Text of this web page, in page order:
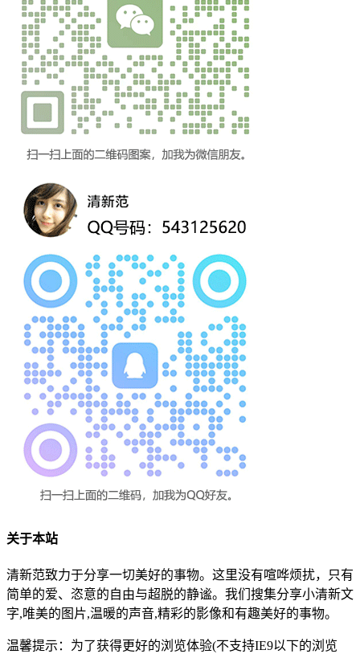
关于本站
清新范致力于分享一切美好的事物。这里没有喧哗烦扰，只有
简单的爱、恣意的自由与超脱的静谧。我们搜集分享小清新文
字,唯美的图片,温暖的声音,精彩的影像和有趣美好的事物。
温馨提示：为了获得更好的浏览体验(不支持IE9以下的浏览